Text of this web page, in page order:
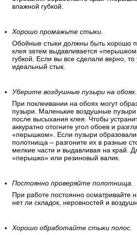
влажной губкой.
Хорошо промажьте стыки.
Обойные стыки должны быть хорошо
клея затем выдавливается
губкой. Если вы все сделали верно, то
идеальный стык.
Уберите воздушные пузыри на обоях.
При поклеивании на обоях могут
пузыри. Маленькие воздушные
после высыхания клея. Чтобы
аккуратно отогните угол обоев и
«перышком». Если пузыри
полотнища – разгоните их в разные
мелкие части и выдавливая на край.
«перышко» или резиновый валик.
Постоянно проверяйте полотнища.
При работе постоянно осматривайте
нет ли складок, неровностей и
Хорошо обработайте стыки полос.